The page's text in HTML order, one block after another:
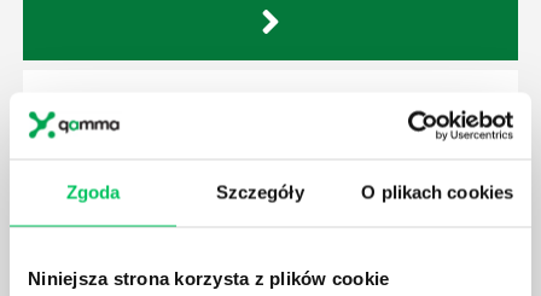
Zgoda Szczegóły O plikach cookies
Niniejsza strona korzysta z plików cookie
Prawo wodne to dość skomplikowane prawo w
polega? Kogo w zasadzie obowiązuje? Jak wygląda